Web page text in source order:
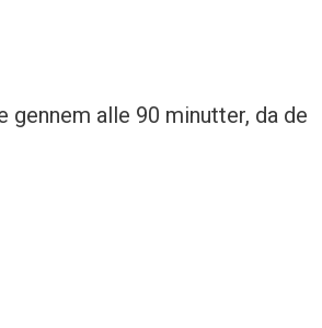
gennem alle 90 minutter, da de